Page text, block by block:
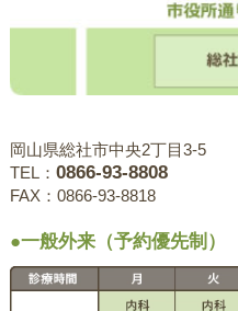
岡山県総社市中央2丁目3-5
TEL： 0866-93-8808
FAX：0866-93-8818
●一般外来（予約優先制）